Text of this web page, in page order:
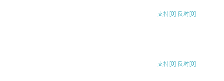
支持[0] 反对[0]
支持[0] 反对[0]